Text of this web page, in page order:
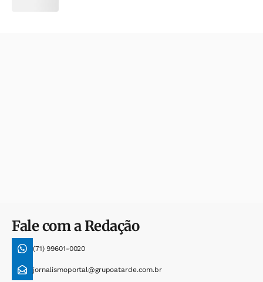
Fale com a Redação
(71) 99601-0020
jornalismoportal@grupoatarde.com.br